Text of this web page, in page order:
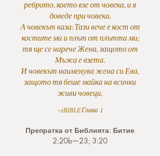
реброто, което взе от човека, и я
доведе при човека.
А човекът каза:Тази вече е кост от
костите ми и плът от плътта ми;
тя ще се нарече Жена, защото от
Мъжа е взета.
И човекът наименува жена си Ева,
защото тя беше майка на всички
живи човеци.
–iBIBLE Глава 1
Препратка от Библията: Битие
2:20b—23; 3:20